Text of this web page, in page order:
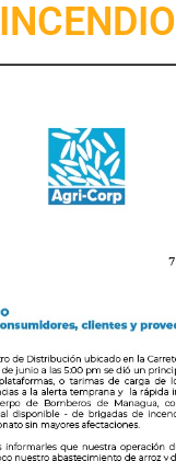
INCENDIO